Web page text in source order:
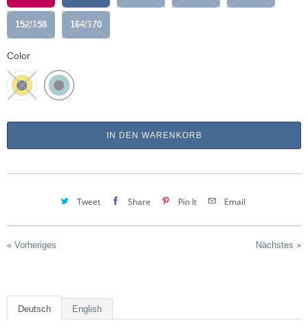
152/158 164/170
Color
IN DEN WARENKORB
Tweet Share Pin It Email
Nächstes »
« Vorheriges
Deutsch English